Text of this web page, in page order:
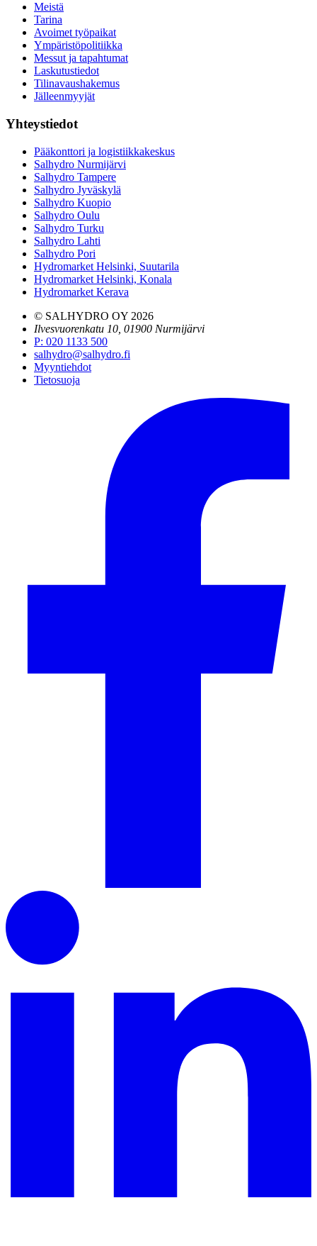
Meistä
Tarina
Avoimet työpaikat
Ympäristöpolitiikka
Messut ja tapahtumat
Laskutustiedot
Tilinavaushakemus
Jälleenmyyjät
Yhteystiedot
Pääkonttori ja logistiikkakeskus
Salhydro Nurmijärvi
Salhydro Tampere
Salhydro Jyväskylä
Salhydro Kuopio
Salhydro Oulu
Salhydro Turku
Salhydro Lahti
Salhydro Pori
Hydromarket Helsinki, Suutarila
Hydromarket Helsinki, Konala
Hydromarket Kerava
© SALHYDRO OY 2026
Ilvesvuorenkatu 10, 01900 Nurmijärvi
P: 020 1133 500
salhydro@salhydro.fi
Myyntiehdot
Tietosuoja